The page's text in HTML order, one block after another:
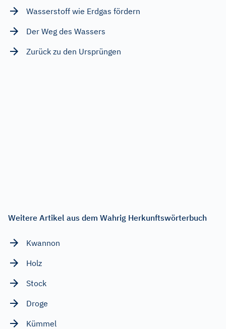
Wasserstoff wie Erdgas fördern
Der Weg des Wassers
Zurück zu den Ursprüngen
Weitere Artikel aus dem Wahrig Herkunftswörterbuch
Kwannon
Holz
Stock
Droge
Kümmel